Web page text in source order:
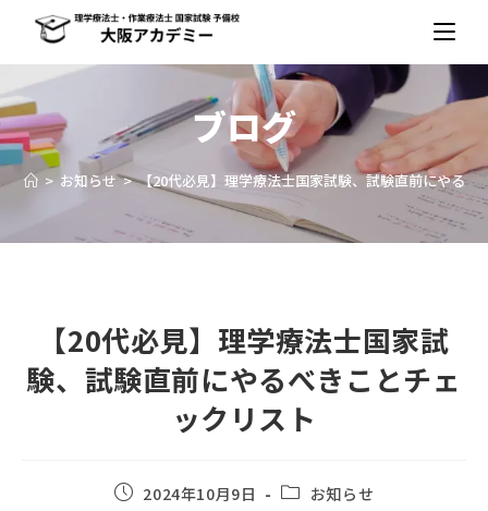
ブログ
> お知らせ > 【20代必見】理学療法士国家試験、試験直前にやるべ
【20代必見】理学療法士国家試
験、試験直前にやるべきことチェ
ックリスト
2024年10月9日 お知らせ